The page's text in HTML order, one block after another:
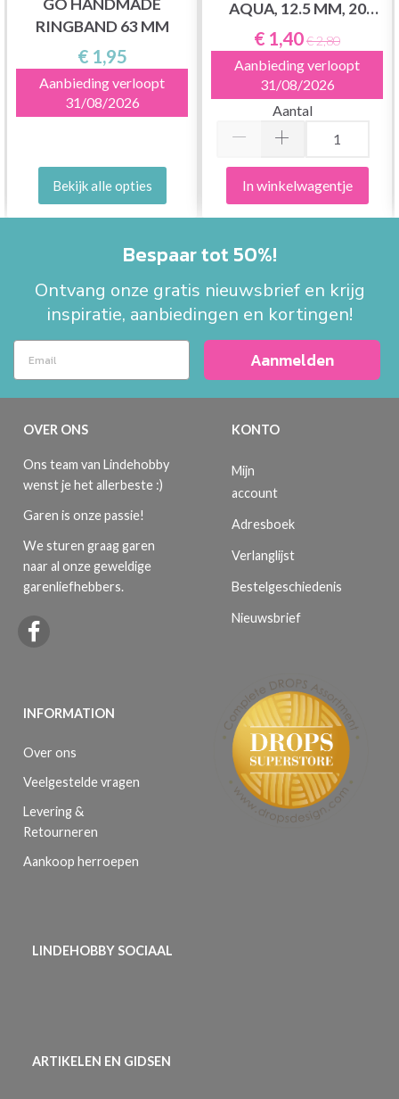
GO HANDMADE
RINGBAND 63 MM
€ 1,95
Aanbieding verloopt
31/08/2026
Bekijk alle opties
AQUA, 12.5 MM, 20
STUKS
€ 1,40€ 2,80
Aanbieding verloopt
31/08/2026
Aantal
In winkelwagentje
Bespaar tot 50%!
Ontvang onze gratis nieuwsbrief en krijg
inspiratie, aanbiedingen en kortingen!
Aanmelden
OVER ONS
Ons team van Lindehobby
wenst je het allerbeste :)
Garen is onze passie!
We sturen graag garen
naar al onze geweldige
garenliefhebbers.
INFORMATION
Over ons
Veelgestelde vragen
Levering &
Retourneren
Aankoop herroepen
KONTO
Mijn
account
Adresboek
Verlanglijst
Bestelgeschiedenis
Nieuwsbrief
LINDEHOBBY SOCIAAL
ARTIKELEN EN GIDSEN